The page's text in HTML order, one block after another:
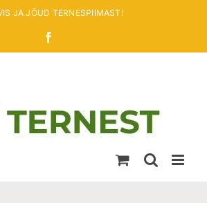
JA JÕUD TERNESPIIMAST!